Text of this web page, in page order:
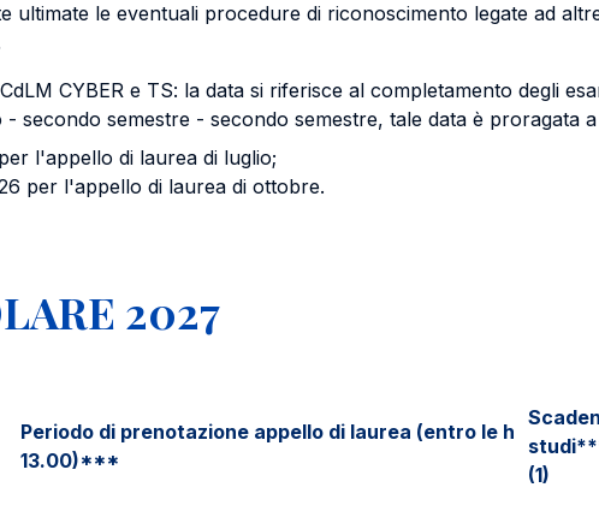
ultimate le eventuali procedure di riconoscimento legate ad
CYBER e TS: la data si riferisce al completamento degli
- secondo semestre - secondo semestre, tale data è proragata a
l'appello di laurea di luglio;
per l'appello di laurea di ottobre.
2027
Periodo di prenotazione appello di laurea (entro le h
13.00)***
(1)